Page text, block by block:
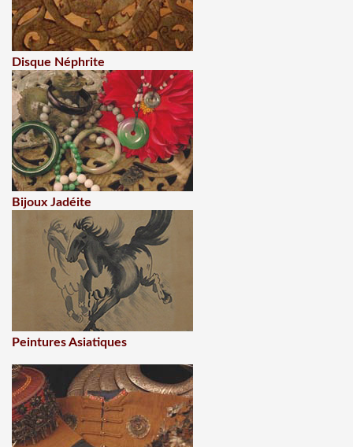
Disque Néphrite
Bijoux Jadéite
Peintures Asiatiques